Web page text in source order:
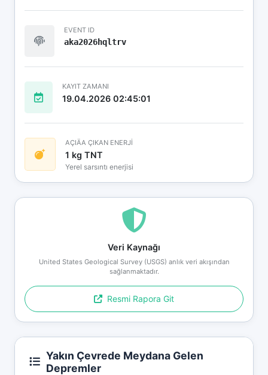
EVENT ID
aka2026hqltrv
KAYIT ZAMANI
19.04.2026 02:45:01
AÇIÄA ÇIKAN ENERJİ
1 kg TNT
Yerel sarsıntı enerjisi
Veri Kaynağı
United States Geological Survey (USGS) anlık veri akışından
sağlanmaktadır.
Resmi Rapora Git
Yakın Çevrede Meydana Gelen
Depremler